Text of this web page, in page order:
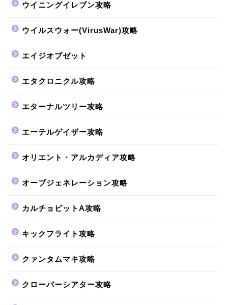
ウイニングイレブン攻略
ウイルスウォー(VirusWar)攻略
エイジオブゼット
エタクロニクル攻略
エターナルツリー攻略
エーテルゲイザー攻略
オリエント・アルカディア攻略
オーブジェネレーション攻略
カルチョビットA攻略
キックフライト攻略
クァンタムマキ攻略
クローバーシアター攻略